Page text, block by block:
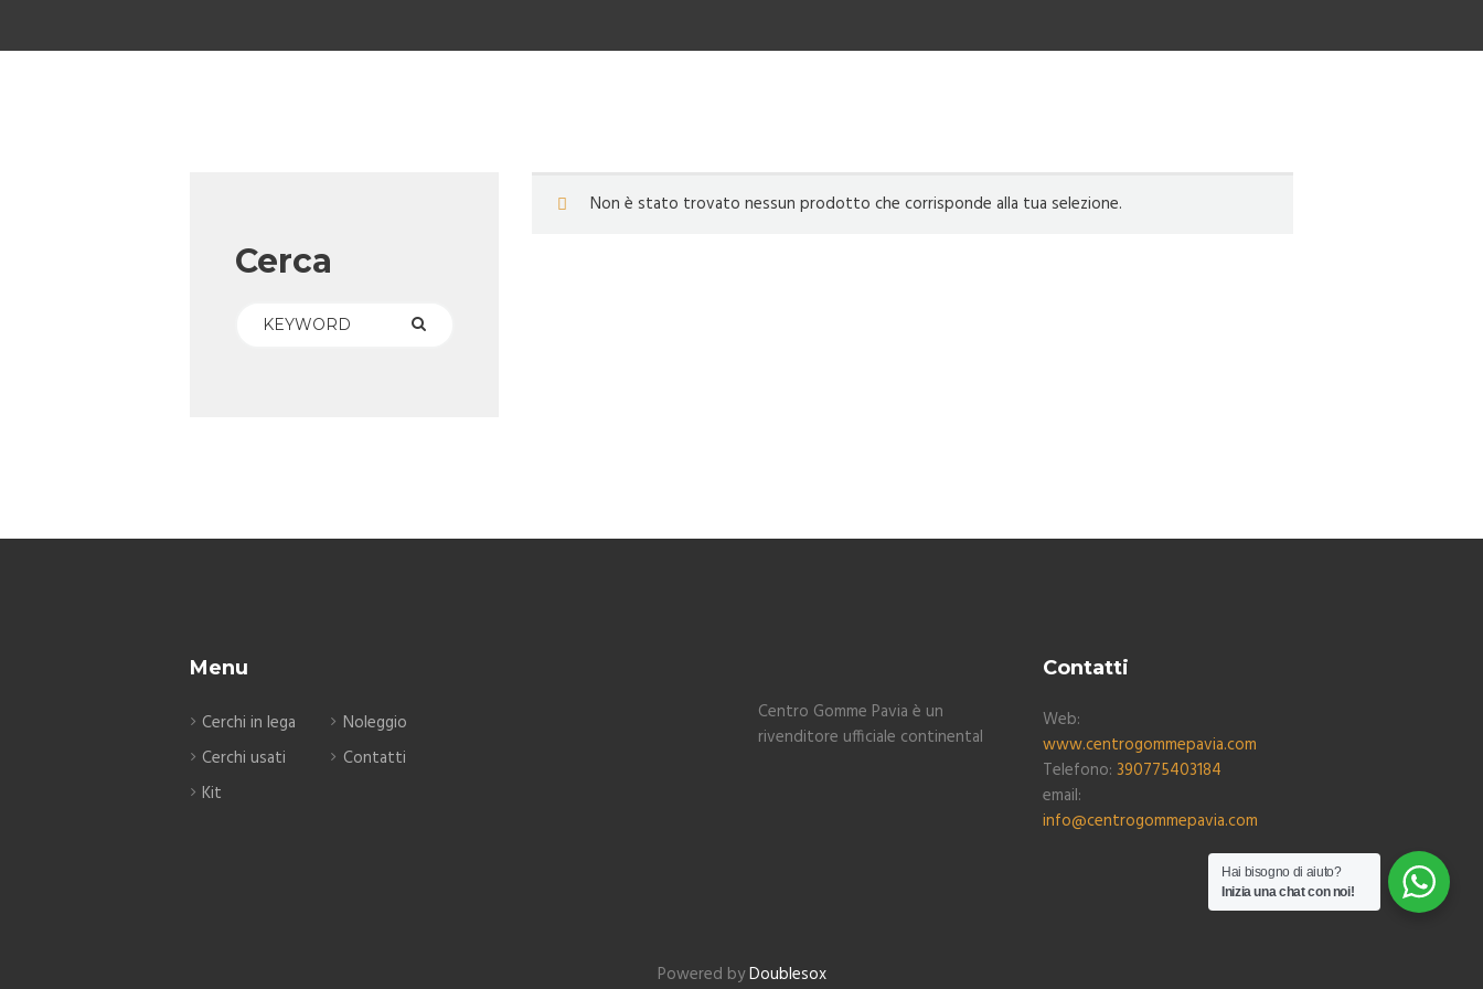
Non è stato trovato nessun prodotto che corrisponde alla tua selezione.
Cerca
Menu
Cerchi in lega
Cerchi usati
Kit
Noleggio
Contatti
Centro Gomme Pavia è un
rivenditore ufficiale continental
Contatti
Web:
www.centrogommepavia.com
Telefono: 390775403184
email:
info@centrogommepavia.com
Powered byDoublesox
Hai bisogno di aiuto?
Inizia una chat con noi!